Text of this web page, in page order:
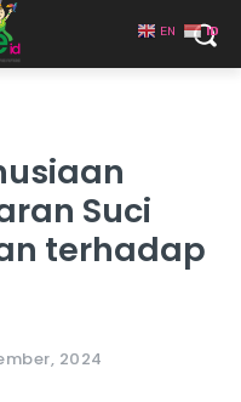
Suci
terhadap
2024
EN ID